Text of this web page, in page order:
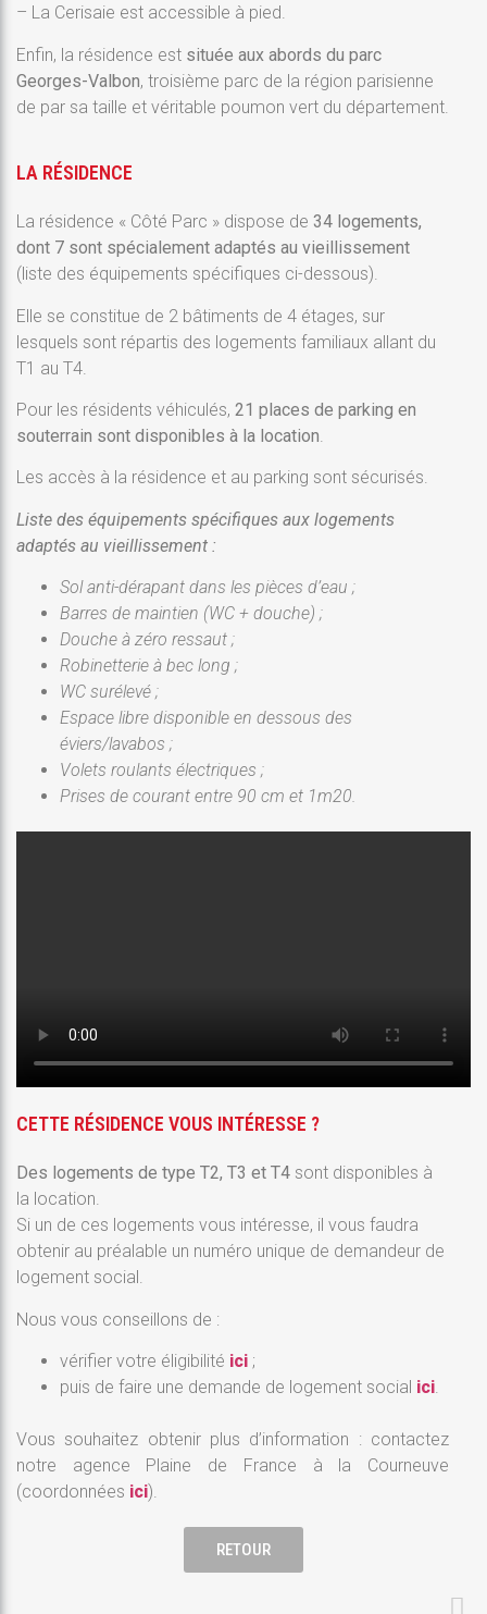
– La Cerisaie est accessible à pied.
Enfin, la résidence est située aux abords du parc
Georges-Valbon, troisième parc de la région parisienne
de par sa taille et véritable poumon vert du département.
LA RÉSIDENCE
La résidence « Côté Parc » dispose de 34 logements,
dont 7 sont spécialement adaptés au vieillissement
(liste des équipements spécifiques ci-dessous).
Elle se constitue de 2 bâtiments de 4 étages, sur
lesquels sont répartis des logements familiaux allant du
T1 au T4.
Pour les résidents véhiculés, 21 places de parking en
souterrain sont disponibles à la location.
Les accès à la résidence et au parking sont sécurisés.
Liste des équipements spécifiques aux logements
adaptés au vieillissement :
Sol anti-dérapant dans les pièces d’eau ;
Barres de maintien (WC + douche) ;
Douche à zéro ressaut ;
Robinetterie à bec long ;
WC surélevé ;
Espace libre disponible en dessous des
éviers/lavabos ;
Volets roulants électriques ;
Prises de courant entre 90 cm et 1m20.
CETTE RÉSIDENCE VOUS INTÉRESSE ?
Des logements de type T2, T3 et T4 sont disponibles à
la location.
Si un de ces logements vous intéresse, il vous faudra
obtenir au préalable un numéro unique de demandeur de
logement social.
Nous vous conseillons de :
vérifier votre éligibilité ici ;
puis de faire une demande de logement social ici.
Vous souhaitez obtenir plus d’information : contactez
notre agence Plaine de France à la Courneuve
(coordonnées ici).
RETOUR